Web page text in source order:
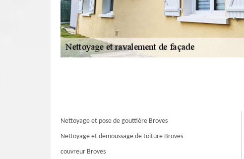
Nettoyage et pose de gouttière Broves
Nettoyage et demoussage de toiture Broves
couvreur Broves